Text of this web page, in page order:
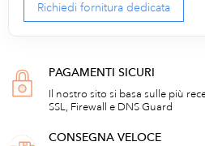
Richiedi fornitura dedicata
PAGAMENTI SICURI
Il nostro sito si basa sulle più
SSL, Firewall e DNS Guard
CONSEGNA VELOCE